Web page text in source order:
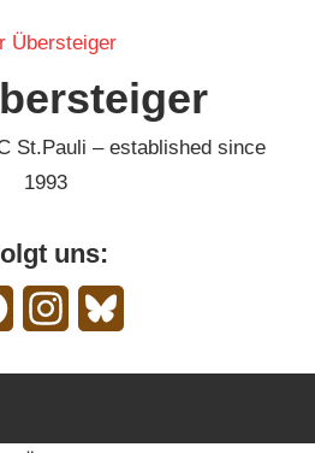
St.Pauli – established since
1993
uns:
FacebookInstagram